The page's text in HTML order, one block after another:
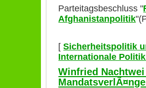
Parteitagsbeschluss "
Afghanistanpolitik
[Sicherheitspolitik
Internationale
Winfried